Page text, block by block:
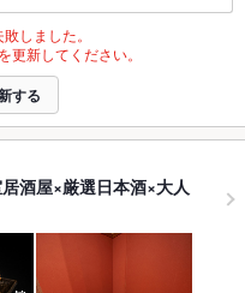
しました。
新してください。
する
酒屋×厳選日本酒×大人